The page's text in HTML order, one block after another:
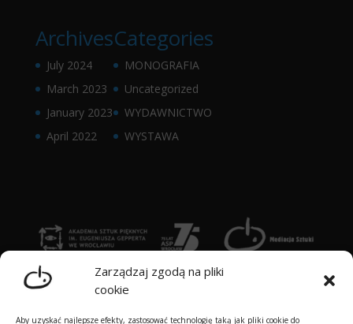
Zarządzaj zgodą na pliki
cookie
Aby uzyskać najlepsze efekty, zastosować technologię taką jak pliki cookie do
Archives
July 2024
March 2023
January 2023
April 2022
Categories
MONOGRAFIA
Uncategorized
WYDAWNICTWO
WYSTAWA